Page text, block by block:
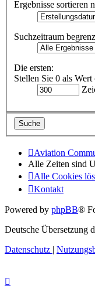
Ergebnisse sortieren
Suchzeitraum
Die ersten:
Stellen Sie 0 als
Aviation
Alle Zeiten sind
Alle Cookies
Kontakt
Powered by phpBB®
Deutsche Übersetzung
Datenschutz |